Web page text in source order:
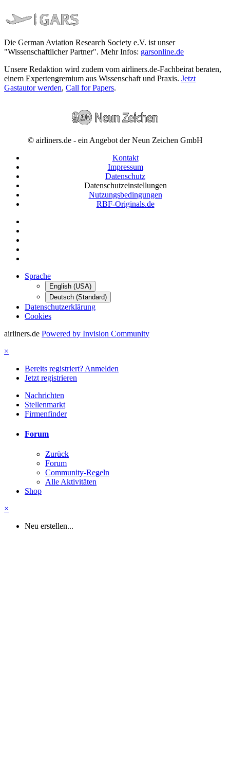
Die German Aviation Research Society e.V. ist unser
"Wissenschaftlicher Partner". Mehr Infos: garsonline.de
Unsere Redaktion wird zudem vom airliners.de-Fachbeirat beraten,
einem Expertengremium aus Wissenschaft und Praxis. Jetzt
Gastautor werden, Call for Papers.
© airliners.de - ein Angebot der Neun Zeichen GmbH
Kontakt
Impressum
Datenschutz
Datenschutzeinstellungen
Nutzungsbedingungen
RBF-Originals.de
Sprache
English (USA)
Deutsch (Standard)
Datenschutzerklärung
Cookies
airliners.de Powered by Invision Community
×
Bereits registriert? Anmelden
Jetzt registrieren
Nachrichten
Stellenmarkt
Firmenfinder
Forum
Zurück
Forum
Community-Regeln
Alle Aktivitäten
Shop
×
Neu erstellen...